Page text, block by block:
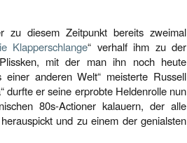
zu diesem Zeitpunkt bereits zweimal
Klapperschlange“ verhalf ihm zu der
mit der man ihn noch heute
anderen Welt“ meisterte Russell
durfte er seine erprobte Heldenrolle nun
80s-Actioner kalauern, der alle
und zu einem der genialsten